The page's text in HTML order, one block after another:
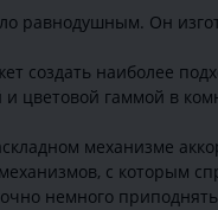
равнодушным. Он
создать наиболее
цветовой гаммой в
механизме
с которым
немного